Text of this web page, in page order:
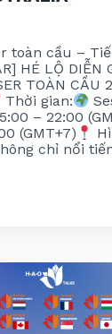
toàn cầu –
HÉ LỘ DIỄN
TOÀN CẦU
Thời gian:
– 22:00
(GMT+7)
chỉ nổi